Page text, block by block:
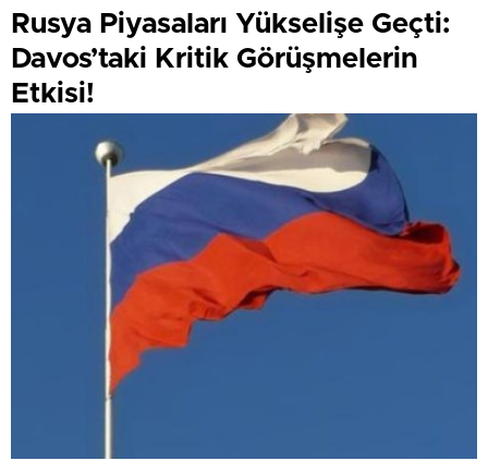
Rusya Piyasaları Yükselişe Geçti:
Davos’taki Kritik Görüşmelerin
Etkisi!